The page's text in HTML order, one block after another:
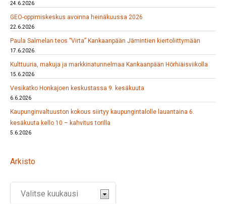
24.6.2026
GEO-oppimiskeskus avoinna heinäkuussa 2026
22.6.2026
Paula Salmelan teos ”Virta” Kankaanpään Jämintien kiertoliittymään
17.6.2026
Kulttuuria, makuja ja markkinatunnelmaa Kankaanpään Hörhiäisviikolla
15.6.2026
Vesikatko Honkajoen keskustassa 9. kesäkuuta
6.6.2026
Kaupunginvaltuuston kokous siirtyy kaupungintalolle lauantaina 6.
kesäkuuta kello 10 – kahvitus torilla
5.6.2026
Arkisto